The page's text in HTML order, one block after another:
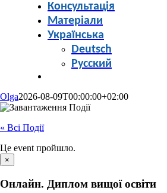
Консультація
Матеріали
Українська
Deutsch
Русский
Olga2026-08-09T00:00:00+02:00
« Всі Події
Це event пройшло.
×
Онлайн. Диплом вищої освіти